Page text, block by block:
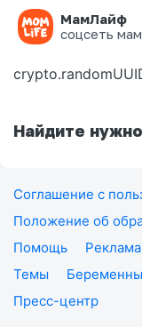
МамЛайф
соцсеть
Ошибка на
Найдите
Соглашение с
Положение об
Помощь
Темы
Пресс-центр